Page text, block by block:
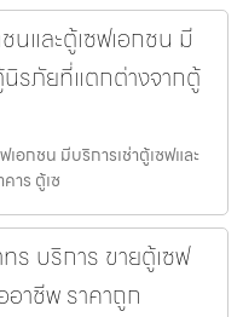
และตู้เซฟเอกชน มี
นิรภัยที่แตกต่างจากตู้
อกชน มีบริการเช่าตู้เซฟและ
าร ตู้เซ
ร บริการ ขายตู้เซฟ
าชีพ ราคาถูก